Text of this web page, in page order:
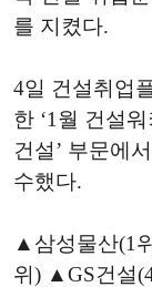
를 지켰다.
​4일 건설취업
한 ‘1월 건설
건설’ 부문에
수했다.
▲삼성물산(1
위) ▲GS건설